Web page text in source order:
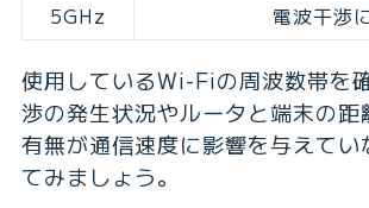
5GHz
電波干渉
使用しているWi-Fiの周波数帯を
渉の発生状況やルータと端末の距
有無が通信速度に影響を与えてい
てみましょう。